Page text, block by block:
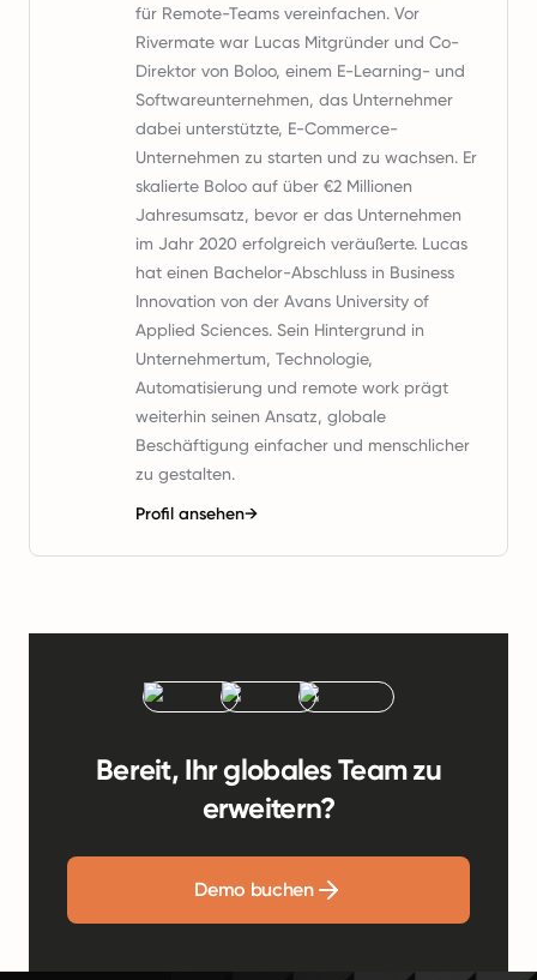
für Remote-Teams vereinfachen. Vor
Rivermate war Lucas Mitgründer und Co-
Direktor von Boloo, einem E-Learning- und
Softwareunternehmen, das Unternehmer
dabei unterstützte, E-Commerce-
Unternehmen zu starten und zu wachsen. Er
skalierte Boloo auf über €2 Millionen
Jahresumsatz, bevor er das Unternehmen
im Jahr 2020 erfolgreich veräußerte. Lucas
hat einen Bachelor-Abschluss in Business
Innovation von der Avans University of
Applied Sciences. Sein Hintergrund in
Unternehmertum, Technologie,
Automatisierung und remote work prägt
weiterhin seinen Ansatz, globale
Beschäftigung einfacher und menschlicher
zu gestalten.
Profil ansehen→
Bereit, Ihr globales Team zu
erweitern?
Demo buchen